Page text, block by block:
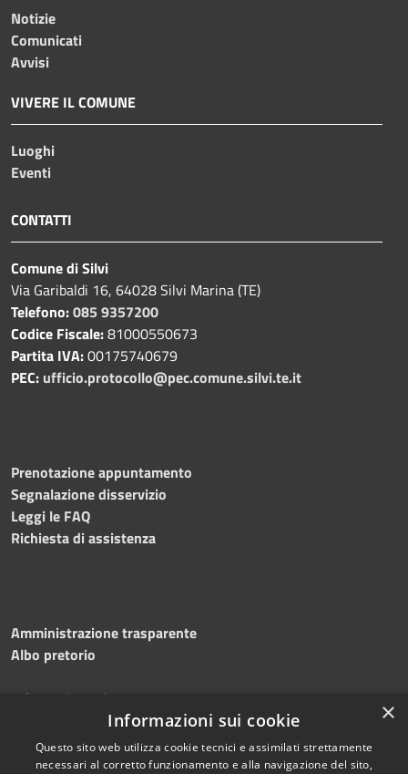
Notizie
Comunicati
Avvisi
VIVERE IL COMUNE
Luoghi
Eventi
CONTATTI
Comune di Silvi
Via Garibaldi 16, 64028 Silvi Marina (TE)
Telefono:085 9357200
Codice Fiscale:81000550673
Partita IVA:00175740679
PEC: ufficio.protocollo@pec.comune.silvi.te.it
Prenotazione appuntamento
Segnalazione disservizio
Leggi le FAQ
Richiesta di assistenza
Amministrazione trasparente
Albo pretorio
Informativa privacy
Dichiarazione di accessibilità
×
Informazioni sui cookie
Questo sito web utilizza cookie tecnici e assimilati strettamente
necessari al corretto funzionamento e alla navigazione del sito,